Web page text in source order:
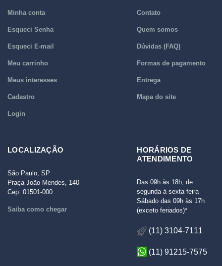
Minha conta
Esqueci Senha
Esqueci E-mail
Meu carrinho
Meus interesses
Cadastro
Login
Contato
Quem somos
Dúvidas (FAQ)
Formas de pagamento
Entrega
Mapa do site
LOCALIZAÇÃO
São Paulo, SP
Praça João Mendes, 140
Cep: 01501-000
Saiba como chegar
HORÁRIOS DE
ATENDIMENTO
Das 09h às 18h, de
segunda à sexta-feira
Sábado das 09h às 17h
(exceto feriados)*
(11) 3104-7111
(11) 91215-7575